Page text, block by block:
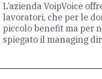
L’azienda VoipVoice
lavoratori, che per le
piccolo benefit ma per
spiegato il managing